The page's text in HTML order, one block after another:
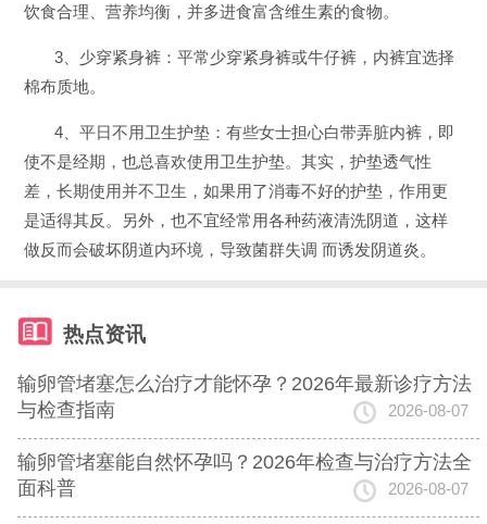
饮食合理、营养均衡，并多进食富含维生素的食物。
3、少穿紧身裤：平常少穿紧身裤或牛仔裤，内裤宜选择
棉布质地。
4、平日不用卫生护垫：有些女士担心白带弄脏内裤，即
使不是经期，也总喜欢使用卫生护垫。其实，护垫透气性
差，长期使用并不卫生，如果用了消毒不好的护垫，作用更
是适得其反。另外，也不宜经常用各种药液清洗阴道，这样
做反而会破坏阴道内环境，导致菌群失调 而诱发阴道炎。
热点资讯
输卵管堵塞怎么治疗才能怀孕？2026年最新诊疗方法
与检查指南
2026-08-07
输卵管堵塞能自然怀孕吗？2026年检查与治疗方法全
面科普
2026-08-07